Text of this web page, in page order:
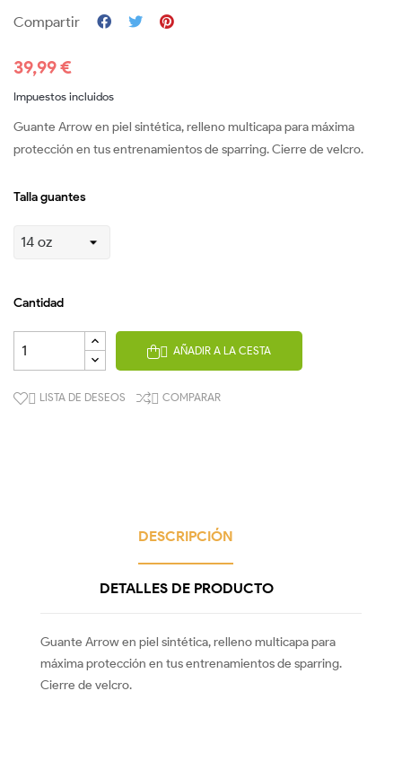
Compartir
39,99 €
Impuestos incluidos
Guante Arrow en piel sintética, relleno multicapa para máxima
protección en tus entrenamientos de sparring. Cierre de velcro.
Talla guantes
Cantidad
 AÑADIR A LA CESTA
 LISTA DE DESEOS  COMPARAR
DESCRIPCIÓN
DETALLES DE PRODUCTO
Guante Arrow en piel sintética, relleno multicapa para
máxima protección en tus entrenamientos de sparring.
Cierre de velcro.